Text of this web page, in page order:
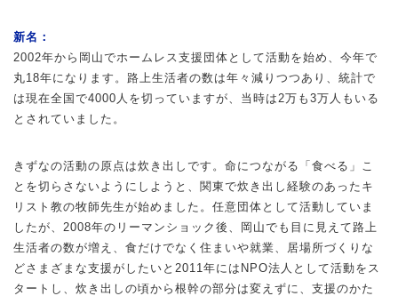
新名：
2002年から岡山でホームレス支援団体として活動を始め、今年で
丸18年になります。路上生活者の数は年々減りつつあり、統計で
は現在全国で4000人を切っていますが、当時は2万も3万人もいる
とされていました。
きずなの活動の原点は炊き出しです。命につながる「食べる」こ
とを切らさないようにしようと、関東で炊き出し経験のあったキ
リスト教の牧師先生が始めました。任意団体として活動していま
したが、2008年のリーマンショック後、岡山でも目に見えて路上
生活者の数が増え、食だけでなく住まいや就業、居場所づくりな
どさまざまな支援がしたいと2011年にはNPO法人として活動をス
タートし、炊き出しの頃から根幹の部分は変えずに、支援のかた